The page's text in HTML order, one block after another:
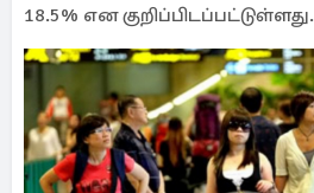
18.5% என குறிப்பிடப்பட்டுள்ளது.